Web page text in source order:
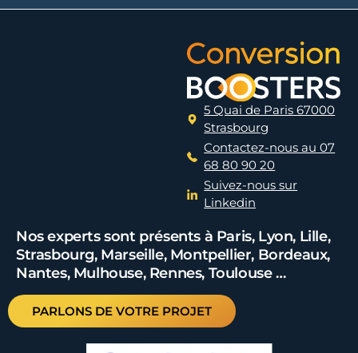
5 Quai de Paris 67000
Strasbourg
Contactez-nous au 07
68 80 90 20
Suivez-nous sur
Linkedin
Nos experts sont présents à Paris, Lyon, Lille,
Strasbourg, Marseille, Montpellier, Bordeaux,
Nantes, Mulhouse, Rennes, Toulouse …
PARLONS DE VOTRE PROJET